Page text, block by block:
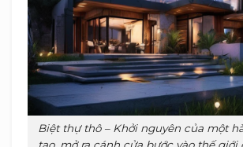
Biệt thự thô – Khởi nguyên của một
tạo, mở ra cánh cửa bước vào thế giới